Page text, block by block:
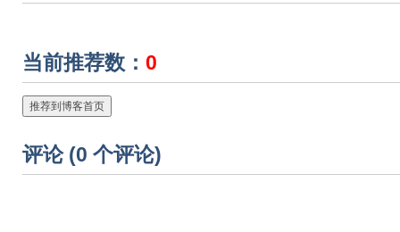
当前推荐数： 0
推荐到博客首页
评论 (0 个评论)